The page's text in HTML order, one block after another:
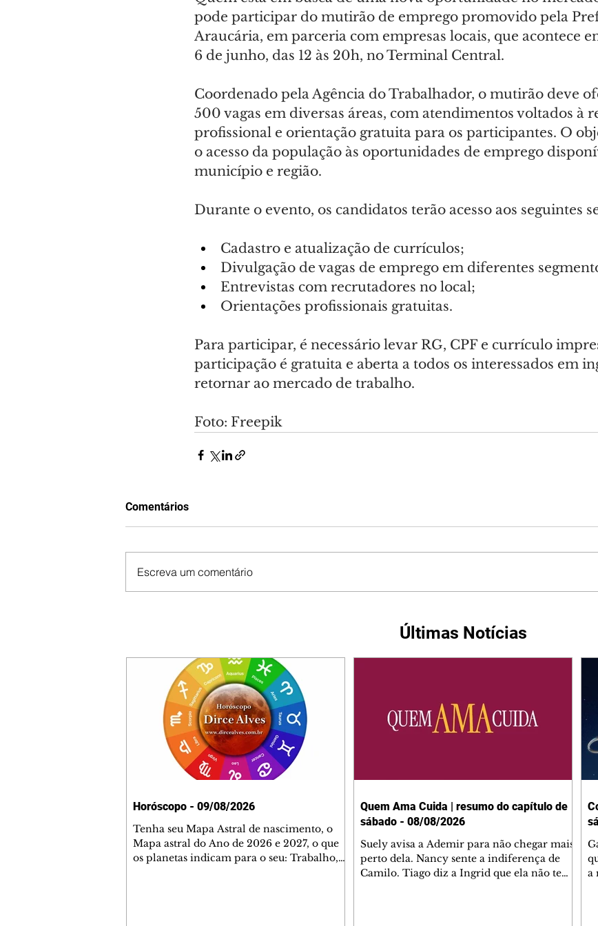
pode participar do mutirão de emprego promovido pela
Araucária, em parceria com empresas locais, que acontece
6 de junho, das 12 às 20h, no Terminal Central.
Coordenado pela Agência do Trabalhador, o mutirão deve
500 vagas em diversas áreas, com atendimentos voltados à
profissional e orientação gratuita para os participantes. O
o acesso da população às oportunidades de emprego
município e região.
Durante o evento, os candidatos terão acesso aos seguintes
Cadastro e atualização de currículos;
Divulgação de vagas de emprego em diferentes
Entrevistas com recrutadores no local;
Orientações profissionais gratuitas.
Para participar, é necessário levar RG, CPF e currículo
participação é gratuita e aberta a todos os interessados em
retornar ao mercado de trabalho.
Foto: Freepik
Comentários
Escreva um comentário
Últimas Notícias
Horóscopo - 09/08/2026
Tenha seu Mapa Astral de nascimento, o
Mapa astral do Ano de 2026 e 2027, o que
os planetas indicam para o seu: Trabalho,
Quem Ama Cuida | resumo do capítulo de
sábado - 08/08/2026
Suely avisa a Ademir para não chegar mais
perto dela. Nancy sente a indiferença de
Camilo. Tiago diz a Ingrid que ela não tem
a